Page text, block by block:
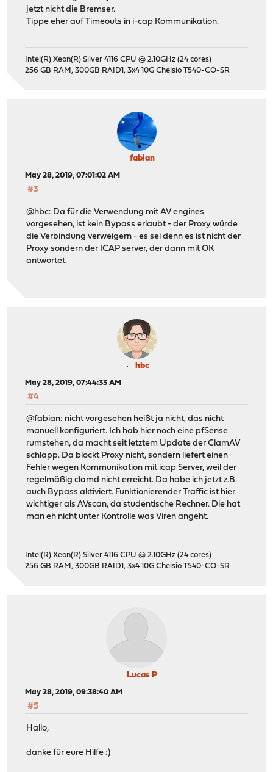
jetzt nicht die Bremser.
Tippe eher auf Timeouts in i-cap Kommunikation.
Intel(R) Xeon(R) Silver 4116 CPU @ 2.10GHz (24 cores)
256 GB RAM, 300GB RAID1, 3x4 10G Chelsio T540-CO-SR
fabian
May 28, 2019, 07:01:02 AM
#3
@hbc: Da für die Verwendung mit AV engines
vorgesehen, ist kein Bypass erlaubt - der Proxy würde
die Verbindung verweigern - es sei denn es ist nicht der
Proxy sondern der ICAP server, der dann mit OK
antwortet.
hbc
May 28, 2019, 07:44:33 AM
#4
@fabian: nicht vorgesehen heißt ja nicht, das nicht
manuell konfiguriert. Ich hab hier noch eine pfSense
rumstehen, da macht seit letztem Update der ClamAV
schlapp. Da blockt Proxy nicht, sondern liefert einen
Fehler wegen Kommunikation mit icap Server, weil der
regelmäßig clamd nicht erreicht. Da habe ich jetzt z.B.
auch Bypass aktiviert. Funktionierender Traffic ist hier
wichtiger als AVscan, da studentische Rechner. Die hat
man eh nicht unter Kontrolle was Viren angeht.
Intel(R) Xeon(R) Silver 4116 CPU @ 2.10GHz (24 cores)
256 GB RAM, 300GB RAID1, 3x4 10G Chelsio T540-CO-SR
Lucas P
May 28, 2019, 09:38:40 AM
#5
Hallo,
danke für eure Hilfe :)